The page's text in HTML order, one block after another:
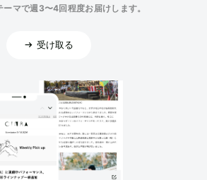
ーマで週3〜4回程度お届けします。
受け取る